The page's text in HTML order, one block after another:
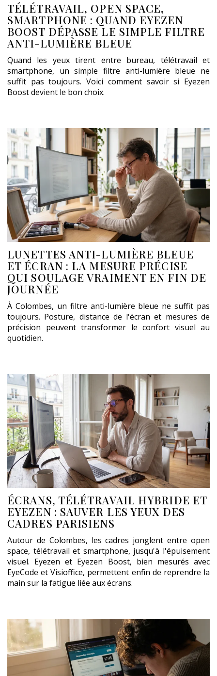
TÉLÉTRAVAIL, OPEN SPACE,
SMARTPHONE : QUAND EYEZEN
BOOST DÉPASSE LE SIMPLE FILTRE
ANTI-LUMIÈRE BLEUE
Quand les yeux tirent entre bureau, télétravail et
smartphone, un simple filtre anti-lumière bleue ne
suffit pas toujours. Voici comment savoir si Eyezen
Boost devient le bon choix.
LUNETTES ANTI-LUMIÈRE BLEUE
ET ÉCRAN : LA MESURE PRÉCISE
QUI SOULAGE VRAIMENT EN FIN DE
JOURNÉE
À Colombes, un filtre anti-lumière bleue ne suffit pas
toujours. Posture, distance de l'écran et mesures de
précision peuvent transformer le confort visuel au
quotidien.
ÉCRANS, TÉLÉTRAVAIL HYBRIDE ET
EYEZEN : SAUVER LES YEUX DES
CADRES PARISIENS
Autour de Colombes, les cadres jonglent entre open
space, télétravail et smartphone, jusqu'à l'épuisement
visuel. Eyezen et Eyezen Boost, bien mesurés avec
EyeCode et Visioffice, permettent enfin de reprendre la
main sur la fatigue liée aux écrans.